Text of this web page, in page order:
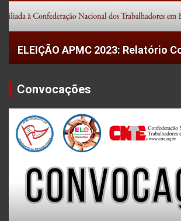
ELEIÇÃO APMC 2023: Relatório
Convocações